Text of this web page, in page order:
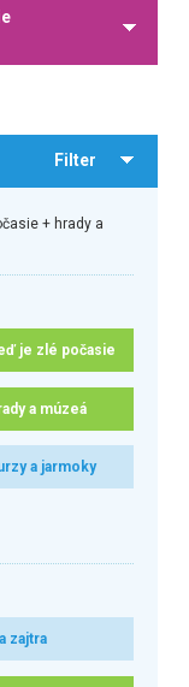
Filter
+ hrady a
je zlé počasie
a múzeá
a jarmoky
zajtra